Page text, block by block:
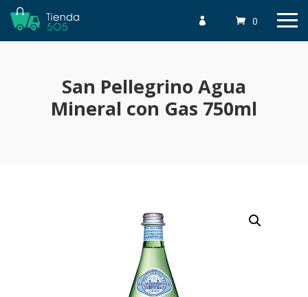
 0
San Pellegrino Agua
Mineral con Gas 750ml